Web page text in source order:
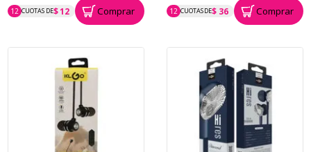
12 CUOTAS DE$ 12
P.T.F. $ 150 Comprar 12 CUOTAS DE$ 36
P.T.F. $ 428 Comprar